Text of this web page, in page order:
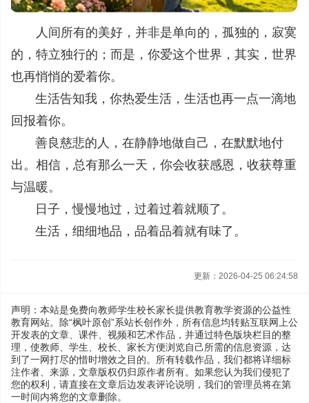
人间所有的美好，并非是单向的，孤独的，寂寞
的，特立独行的；而是，你爱这个世界，其实，世界
也再悄悄的爱着你。
生活告知我，你热爱生活，生活也再一点一滴地
回报着你。
善良慈悲的人，在静静地做自己，在默默地付
出。相信，总有那么一天，你会收获感恩，收获尊重
与温暖。
日子，慢慢地过，过着过着就顺了。
生活，细细地品，品着品着就有味了。
更新：2026-04-25 06:24:58
声明：本站是免费向教师学生校长家长提供教育教学资源的公益性
教育网站。除“枫叶原创”系站长创作外，所有信息均转贴互联网上公
开发表的文章、课件、视频和艺术作品，并通过特色版块栏目的整
理，使教师、学生、校长、家长方便浏览自己所需的信息资源，达
到了一网打尽的惜时增效之目的。所有转载作品，我们都将详细标
注作者、来源，文章版权仍归原作者所有。如果您认为我们侵犯了
您的权利，请直接在文章后边发表评论说明，我们的管理员将在第
一时间内将您的文章删除。